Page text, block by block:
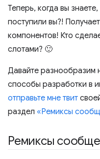
Теперь, когда вы
поступили вы?!
компонентов! Кто
слотами? 🙂
Давайте разнообразим
способы разработки в
отправьте мне твит
раздел «Ремиксы
Ремиксы